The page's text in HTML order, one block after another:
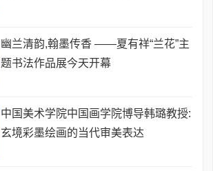
幽兰清韵,翰墨传香 ——夏有祥“兰花”主
题书法作品展今天开幕
中国美术学院中国画学院博导韩璐教授:
玄境彩墨绘画的当代审美表达